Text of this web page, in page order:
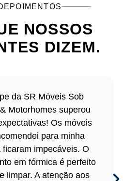
NOSSOS
DIZEM.
da SR Móveis Sob
Motorhomes superou
Os móveis
para minha
ficaram impecáveis. O
em fórmica é perfeito
limpar. A atenção aos